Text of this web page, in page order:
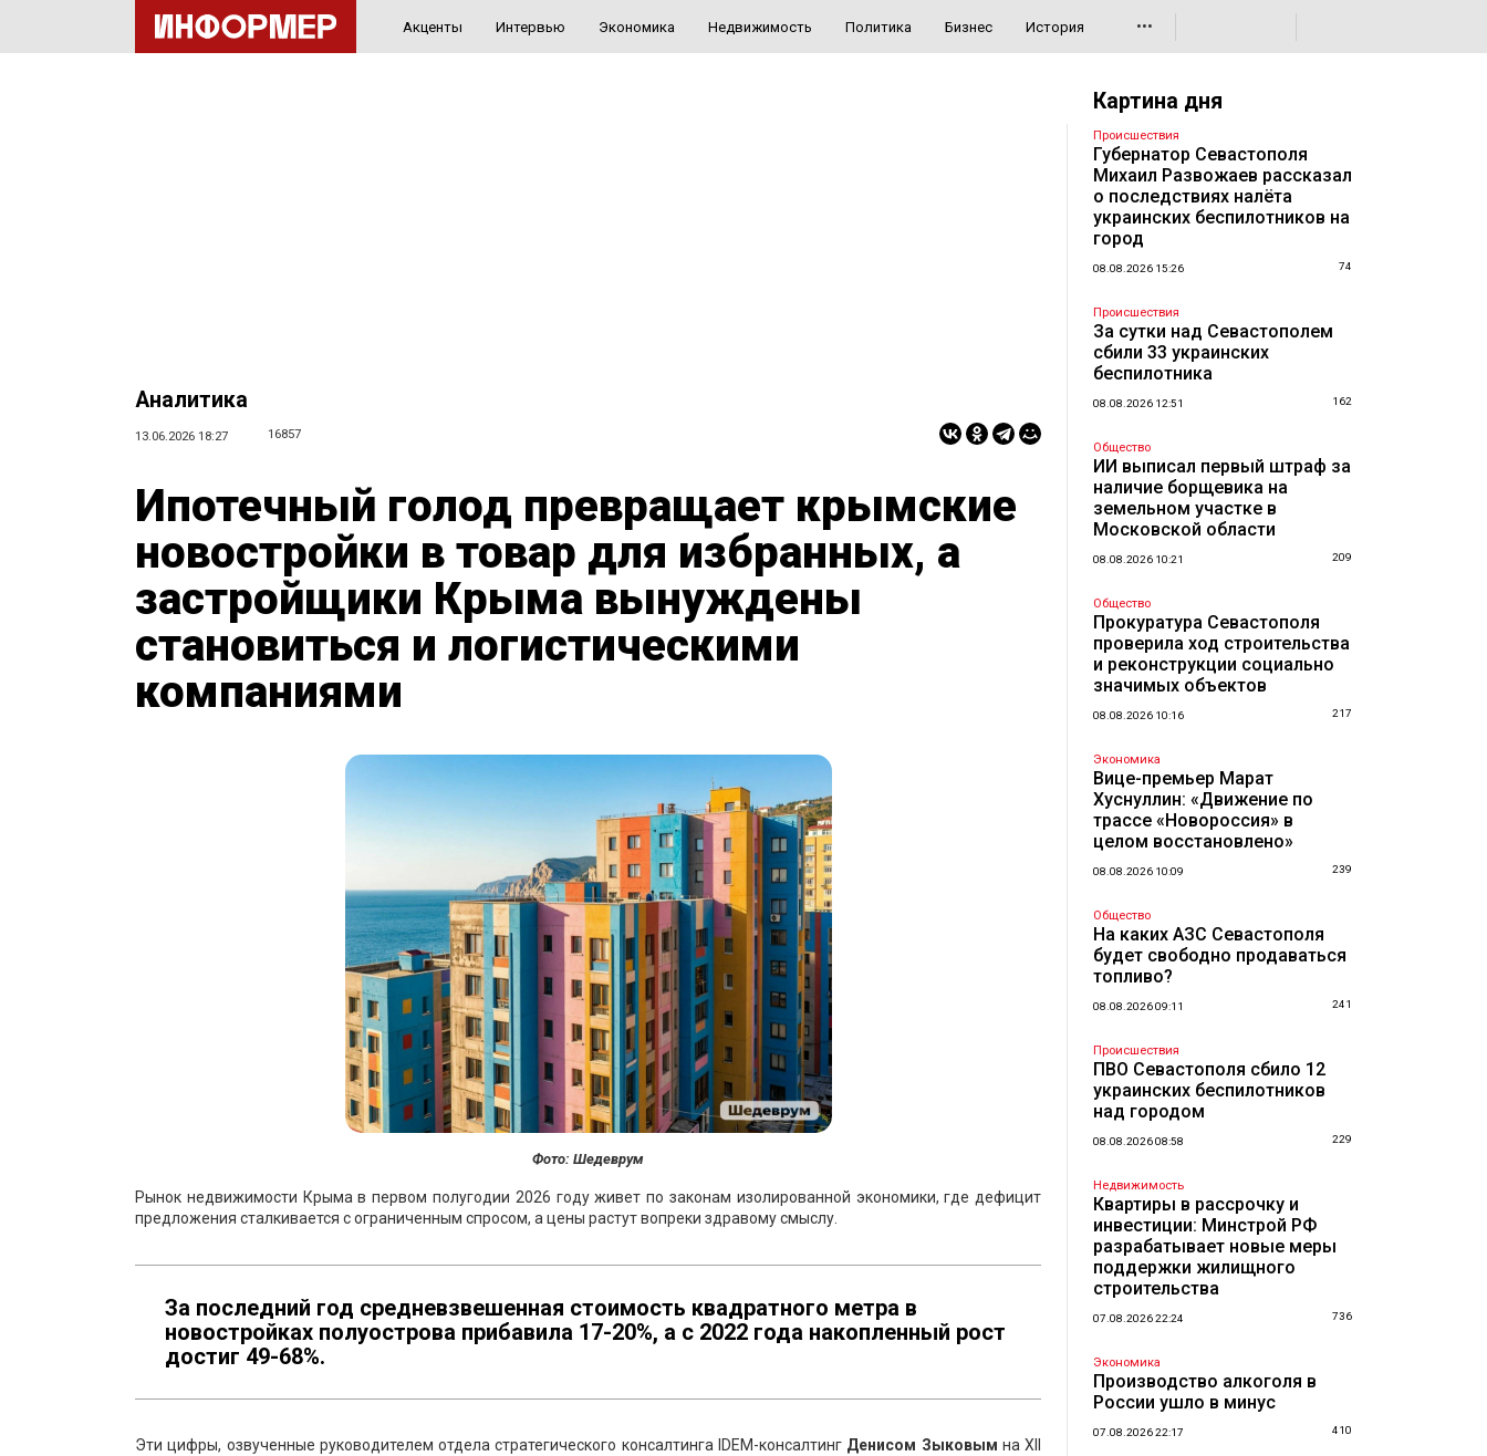
Акценты Интервью Экономика Недвижимость Политика Бизнес История •••
Аналитика
13.06.2026 18:27 16857
Ипотечный голод превращает крымские
новостройки в товар для избранных, а
застройщики Крыма вынуждены
становиться и логистическими
компаниями
Фото: Шедеврум
Рынок недвижимости Крыма в первом полугодии 2026 году живет по законам изолированной экономики, где дефицит
предложения сталкивается с ограниченным спросом, а цены растут вопреки здравому смыслу.
За последний год средневзвешенная стоимость квадратного метра в
новостройках полуострова прибавила 17-20%, а с 2022 года накопленный рост
достиг 49-68%.
Эти цифры, озвученные руководителем отдела стратегического консалтинга IDEM-консалтинг Денисом Зыковым на XII
Картина дня
Происшествия
Губернатор Севастополя
Михаил Развожаев рассказал
о последствиях налёта
украинских беспилотников на
город
08.08.2026 15:26 74
Происшествия
За сутки над Севастополем
сбили 33 украинских
беспилотника
08.08.2026 12:51 162
Общество
ИИ выписал первый штраф за
наличие борщевика на
земельном участке в
Московской области
08.08.2026 10:21 209
Общество
Прокуратура Севастополя
проверила ход строительства
и реконструкции социально
значимых объектов
08.08.2026 10:16 217
Экономика
Вице-премьер Марат
Хуснуллин: «Движение по
трассе «Новороссия» в
целом восстановлено»
08.08.2026 10:09 239
Общество
На каких АЗС Севастополя
будет свободно продаваться
топливо?
08.08.2026 09:11 241
Происшествия
ПВО Севастополя сбило 12
украинских беспилотников
над городом
08.08.2026 08:58 229
Недвижимость
Квартиры в рассрочку и
инвестиции: Минстрой РФ
разрабатывает новые меры
поддержки жилищного
строительства
07.08.2026 22:24 736
Экономика
Производство алкоголя в
России ушло в минус
07.08.2026 22:17 410